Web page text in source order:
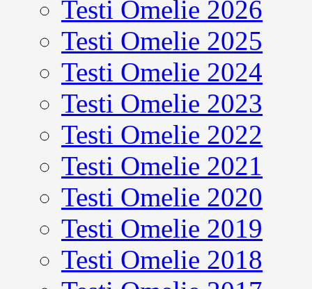
Testi Omelie 2026
Testi Omelie 2025
Testi Omelie 2024
Testi Omelie 2023
Testi Omelie 2022
Testi Omelie 2021
Testi Omelie 2020
Testi Omelie 2019
Testi Omelie 2018